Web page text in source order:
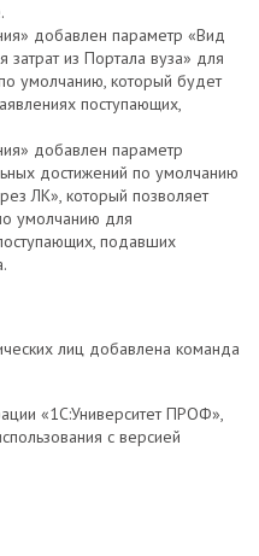
добавлен параметр «Вид
из Портала вуза» для
умолчанию, который будет
поступающих,
добавлен параметр
достижений по умолчанию
ЛК», который позволяет
умолчанию для
подавших
лиц добавлена команда
«1С:Университет ПРОФ»,
с версией